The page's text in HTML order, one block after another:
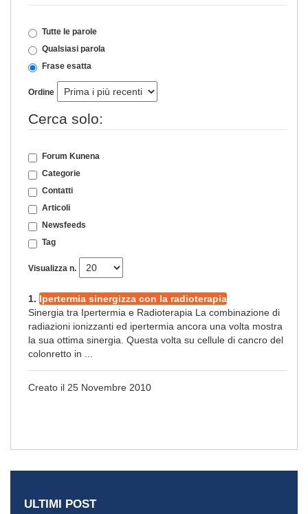
Tutte le parole
Qualsiasi parola
Frase esatta
Ordine
Cerca solo:
Forum Kunena
Categorie
Contatti
Articoli
Newsfeeds
Tag
Visualizza n.
1. Ipertermia sinergizza con la radioterapia
Sinergia tra Ipertermia e Radioterapia La combinazione di
radiazioni ionizzanti ed ipertermia ancora una volta mostra
la sua ottima sinergia. Questa volta su cellule di cancro del
colonretto in ...
Creato il 25 Novembre 2010
ULTIMI POST